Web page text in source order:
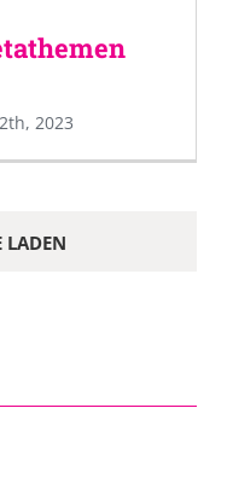
2023
LADEN